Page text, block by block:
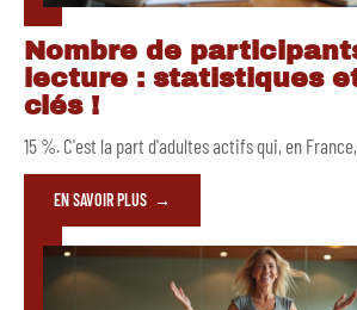
Nombre de
lecture : statistiques
clés !
15 %. C'est la part d'adultes actifs qui, en
EN SAVOIR PLUS